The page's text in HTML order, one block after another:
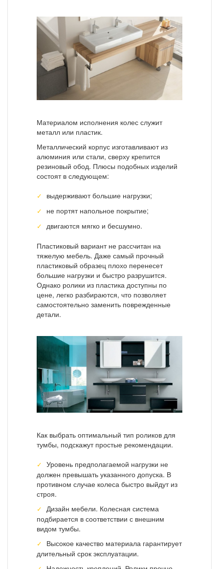
Материалом исполнения колес служит
металл или пластик.
Металлический корпус изготавливают из
алюминия или стали, сверху крепится
резиновый обод. Плюсы подобных изделий
состоят в следующем:
выдерживают большие нагрузки;
не портят напольное покрытие;
двигаются мягко и бесшумно.
Пластиковый вариант не рассчитан на
тяжелую мебель. Даже самый прочный
пластиковый образец плохо перенесет
большие нагрузки и быстро разрушится.
Однако ролики из пластика доступны по
цене, легко разбираются, что позволяет
самостоятельно заменить поврежденные
детали.
Как выбрать оптимальный тип роликов для
тумбы, подскажут простые рекомендации.
Уровень предполагаемой нагрузки не
должен превышать указанного допуска. В
противном случае колеса быстро выйдут из
строя.
Дизайн мебели. Колесная система
подбирается в соответствии с внешним
видом тумбы.
Высокое качество материала гарантирует
длительный срок эксплуатации.